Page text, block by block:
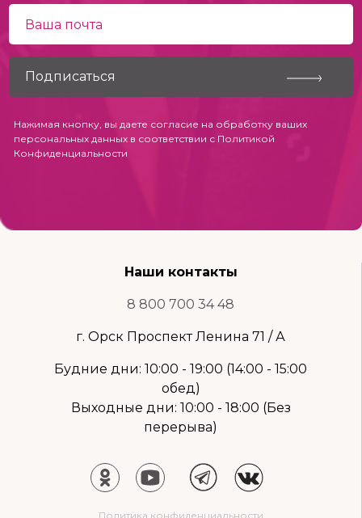
Нажимая кнопку, вы даете согласие на обработку ваших
персональных данных в соответствии с Политикой
Конфиденциальности
Наши контакты
8 800 700 34 48
г. Орск Проспект Ленина 71 / А
Будние дни: 10:00 - 19:00 (14:00 - 15:00
обед)
Выходные дни: 10:00 - 18:00 (Без
перерыва)
Политика конфиденциальности